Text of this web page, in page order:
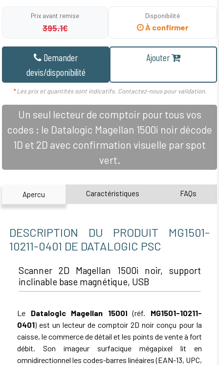
Prix avant remise
395.1€
Disponibilité
À confirmer
Demander
devis/disponibilité
Ajouter
*Les prix et quantités sont indicatifs. Contactez-nous pour validation.
Un seul lecteur de comptoir pour tous vos
codes : le Datalogic Magellan 1500i noir décode
1D et 2D avec confirmation visuelle par spot
vert.
Apercu Caractéristiques FAQs
DESCRIPTION DU PRODUIT MG1501-
10211-0401 DE DATALOGIC PSC
Scanner 2D Magellan 1500i noir, support
inclinable base magnétique, USB
Le Datalogic Magellan 1500i (réf. MG1501-10211-
0401) est un lecteur de comptoir 2D noir conçu pour la
caisse, le commerce de détail et les points de vente à fort
débit. Son imageur surfacique mégapixel lit en
omnidirectionnel les codes-barres linéaires (EAN-13, UPC,